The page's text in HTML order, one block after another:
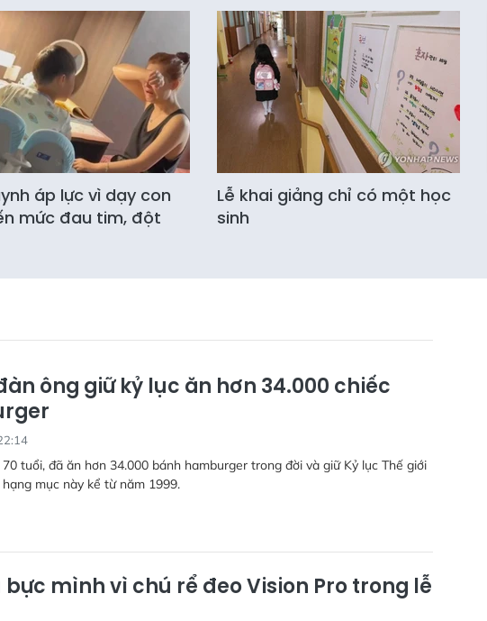
áp lực vì dạy con
mức đau tim, đột
Lễ khai giảng chỉ có một học
sinh
ông giữ kỷ lục ăn hơn 34.000 chiếc
70 tuổi, đã ăn hơn 34.000 bánh hamburger trong đời và giữ Kỷ lục Thế giới
hạng mục này kể từ năm 1999.
bực mình vì chú rể đeo Vision Pro trong lễ